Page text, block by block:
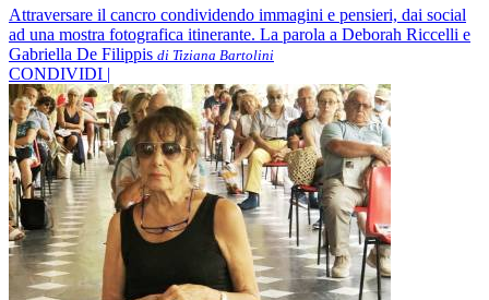
Attraversare il cancro condividendo immagini e pensieri, dai social
ad una mostra fotografica itinerante. La parola a Deborah Riccelli e
Gabriella De Filippis di Tiziana Bartolini
CONDIVIDI |